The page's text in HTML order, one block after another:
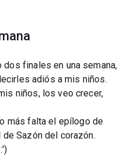
dos finales en una semana,
adiós a mis niños.
niños, los veo crecer,
más falta el epílogo de
Sazón del corazón.